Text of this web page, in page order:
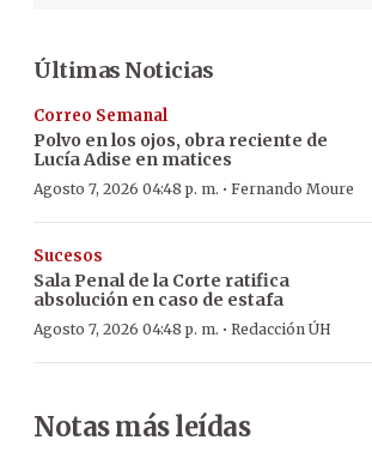
Últimas Noticias
Correo Semanal
Polvo en los ojos, obra reciente de
Lucía Adise en matices
Agosto 7, 2026 04:48 p. m. · Fernando Moure
Sucesos
Sala Penal de la Corte ratifica
absolución en caso de estafa
Agosto 7, 2026 04:48 p. m. · Redacción ÚH
Notas más leídas